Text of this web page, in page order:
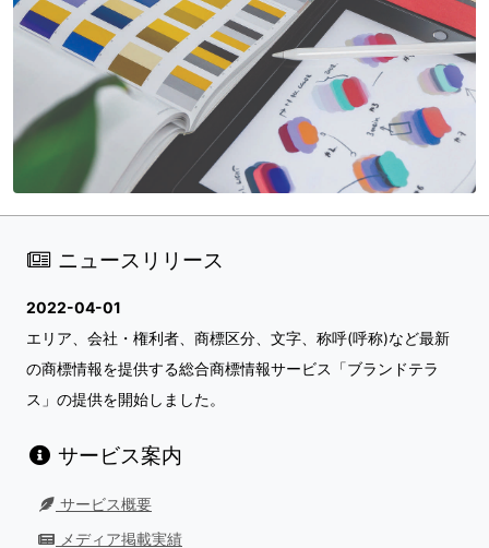
ニュースリリース
2022-04-01
エリア、会社・権利者、商標区分、文字、称呼(呼称)など最新
の商標情報を提供する総合商標情報サービス「ブランドテラ
ス」の提供を開始しました。
サービス案内
サービス概要
メディア掲載実績